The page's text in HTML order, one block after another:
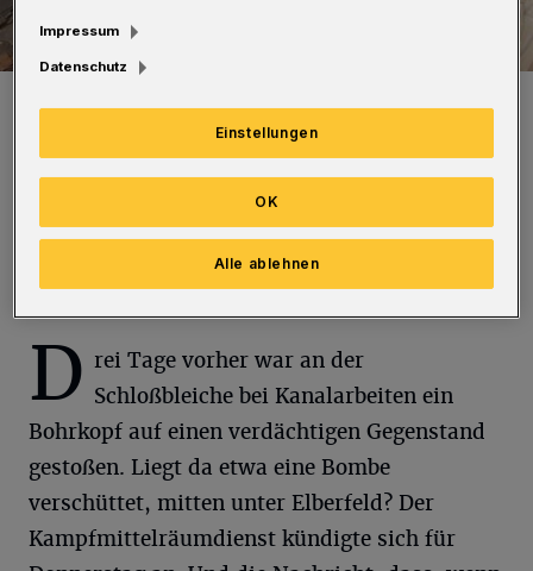
Experten keine Bombe, sondern einen Stahlbetonbrocken.
Von Nina Bossy
D rei Tage vorher war an der
Schloßbleiche bei Kanalarbeiten ein
Bohrkopf auf einen verdächtigen Gegenstand
gestoßen. Liegt da etwa eine Bombe
verschüttet, mitten unter Elberfeld? Der
Kampfmittelräumdienst kündigte sich für
Impressum
Datenschutz
Einstellungen
Alle ablehnen
OK